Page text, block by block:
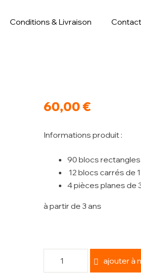
Conditions & Livraison Contact
60,00€
Informations produit :
90 blocs rectangles
12 blocs carrés de
4 pièces planes de
à partir de 3 ans
ajouter à